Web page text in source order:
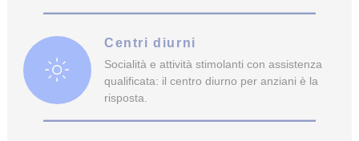
Centri diurni
Socialità e attività stimolanti con assistenza
qualificata: il centro diurno per anziani è la
risposta.